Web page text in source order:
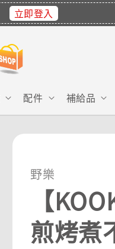
立即登入
配件 補給品
野樂
【
煎烤煮